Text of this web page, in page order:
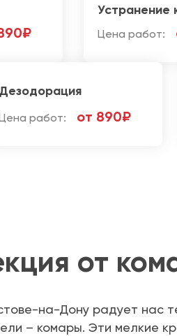
Устранение
Цена работ:
Дезодорация
работ: от 890₽
от
на-Дону радует нас
– комары. Эти мелкие